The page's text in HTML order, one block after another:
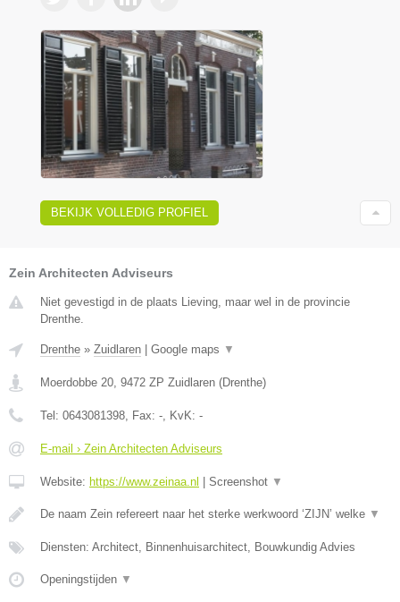
BEKIJK VOLLEDIG PROFIEL
Zein Architecten Adviseurs
Niet gevestigd in de plaats Lieving, maar wel in de provincie
Drenthe.
Drenthe » Zuidlaren | Google maps ▼
Moerdobbe 20 9472 ZP Zuidlaren (Drenthe)
Tel: 0643081398 , Fax: - , KvK: -
E-mail › Zein Architecten Adviseurs
Website: https://www.zeinaa.nl | Screenshot ▼
De naam Zein refereert naar het sterke werkwoord ‘ZIJN’ welke ▼
Diensten: Architect, Binnenhuisarchitect, Bouwkundig Advies
Openingstijden ▼